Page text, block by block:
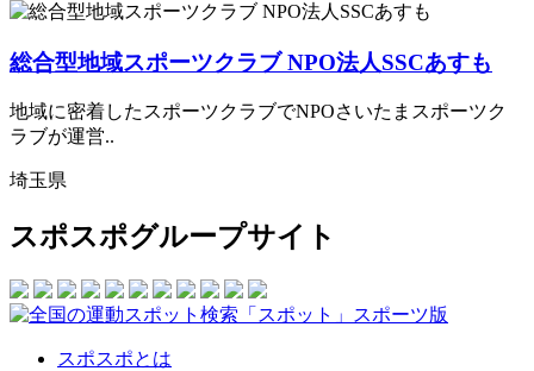
総合型地域スポーツクラブ NPO法人SSCあすも
地域に密着したスポーツクラブでNPOさいたまスポーツク
ラブが運営..
埼玉県
スポスポグループサイト
スポスポとは